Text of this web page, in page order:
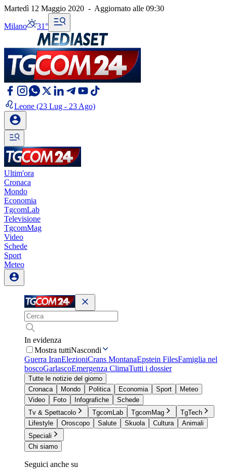
Martedì 12 Maggio 2020 - Aggiornato alle 09:30
Milano 31°
Leone (23 Lug - 23 Ago)
Ultim'ora
Cronaca
Mondo
Economia
TgcomLab
Televisione
TgcomMag
Video
Schede
Sport
Meteo
In evidenza
Mostra tuttiNascondi
Guerra IranElezioniCrans MontanaEpstein FilesFamiglia nel
boscoGarlascoEmergenza ClimaTutti i dossier
Tutte le notizie del giorno
Cronaca
Mondo Politica Economia Sport
Meteo
Video
Foto Infografiche
Schede
Tv & Spettacolo
TgcomLab TgcomMag
TgTech
Lifestyle
Oroscopo Salute Skuola Cultura
Animali
Speciali
Chi siamo
Seguici anche su